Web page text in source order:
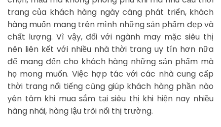
trang của khách hàng ngày càng phát triển, khách
hàng muốn mang trên mình những sản phẩm đẹp và
chất lượng. Vì vậy, đối với ngành may mặc siêu thị
nên liên kết với nhiều nhà thời trang uy tín hơn nữa
để mang đến cho khách hàng những sản phẩm mà
họ mong muốn. Việc hợp tác với các nhà cung cấp
thời trang nổi tiếng cũng giúp khách hàng phần nào
yên tâm khi mua sắm tại siêu thị khi hiện nay nhiều
hàng nhái, hàng lậu trôi nổi thị trường.